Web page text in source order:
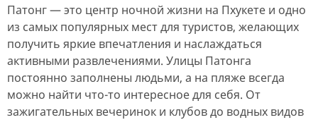
Патонг — это центр ночной жизни на Пхукете и одно
из самых популярных мест для туристов, желающих
получить яркие впечатления и наслаждаться
активными развлечениями. Улицы Патонга
постоянно заполнены людьми, а на пляже всегда
можно найти что-то интересное для себя. От
зажигательных вечеринок и клубов до водных видов